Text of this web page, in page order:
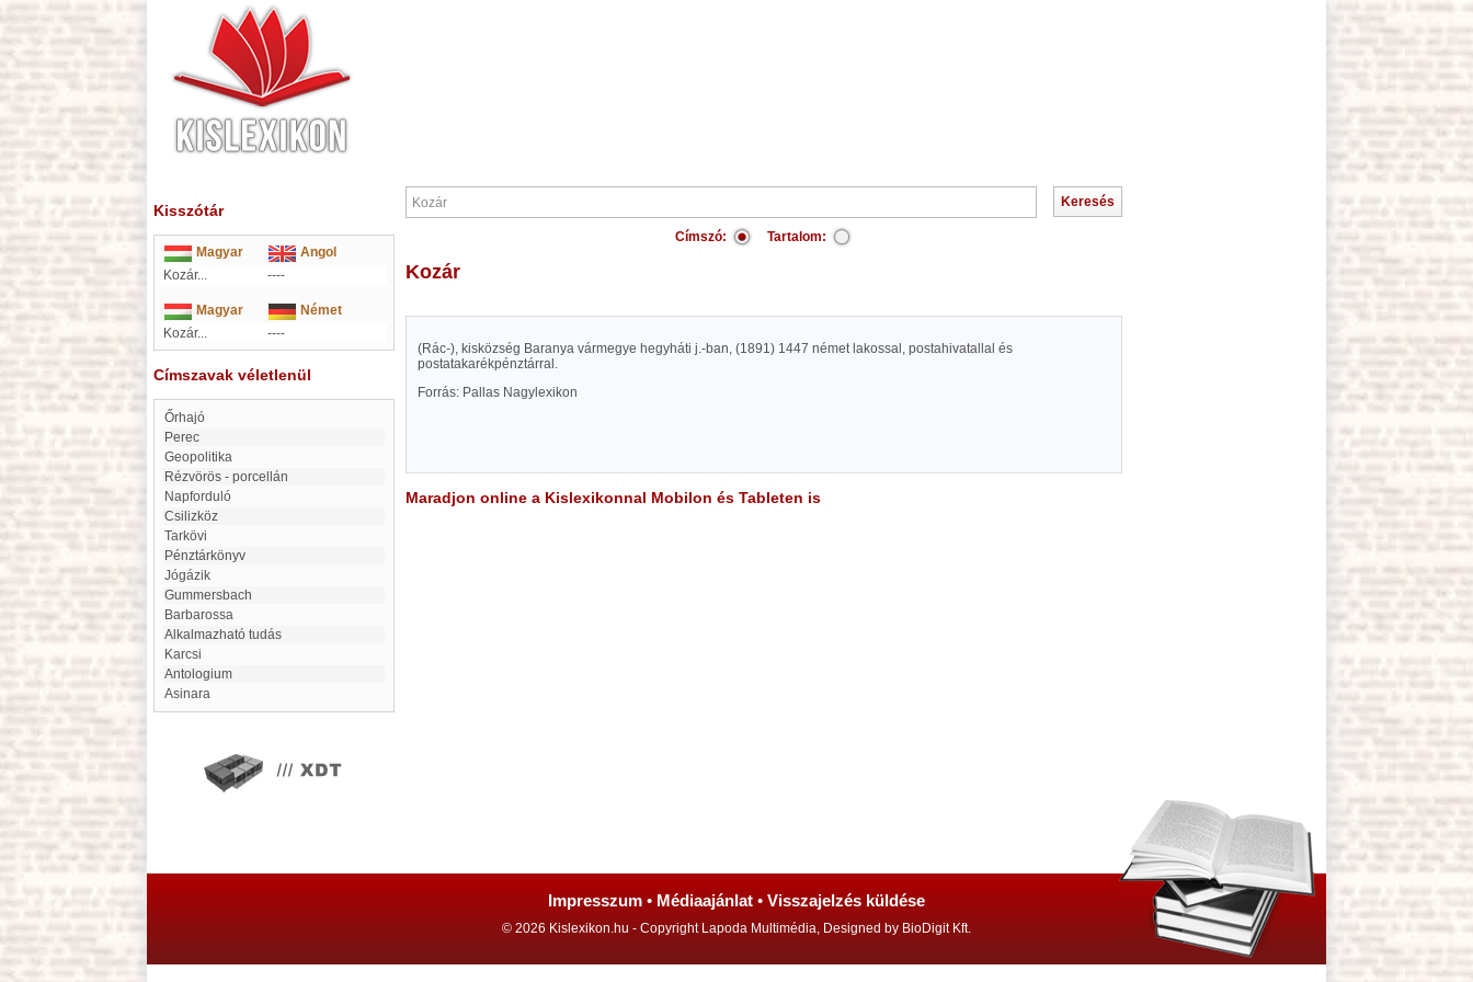
Kisszótár
Magyar
Angol
Kozár...
----
Magyar
Német
Kozár...
----
Címszavak véletlenül
Őrhajó
Perec
geopolitika
Rézvörös - porcellán
napforduló
Csilizköz
Tarkövi
Pénztárkönyv
jógázik
Gummersbach
Barbarossa
Alkalmazható tudás
Karcsi
Antologium
Asinara
Címszó: Tartalom:
Kozár
(Rác-), kisközség Baranya vármegye hegyháti j.-ban, (1891) 1447 német lakossal, postahivatallal és
postatakarékpénztárral.
Forrás: Pallas Nagylexikon
Maradjon online a Kislexikonnal Mobilon és Tableten is
Impresszum • Médiaajánlat • Visszajelzés küldése
© 2026 Kislexikon.hu - Copyright Lapoda Multimédia, Designed by BioDigit Kft.